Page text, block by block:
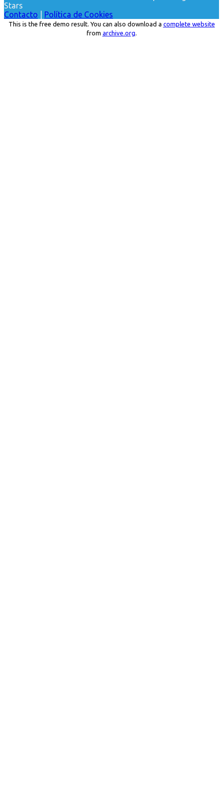
Stars
Contacto
Política de Cookies
This is the free demo result. You can also download a complete website
from archive.org.